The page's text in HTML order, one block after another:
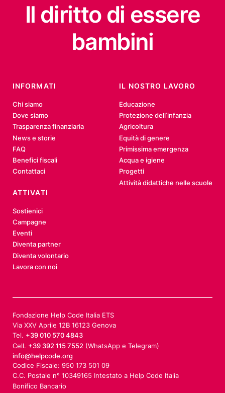
Il diritto di essere
bambini
INFORMATI
Chi siamo
Dove siamo
Trasparenza finanziaria
News e storie
FAQ
Benefici fiscali
Contattaci
IL NOSTRO LAVORO
Educazione
Protezione dell’infanzia
Agricoltura
Equità di genere
Primissima emergenza
Acqua e igiene
Progetti
Attività didattiche nelle scuole
ATTIVATI
Sostienici
Campagne
Eventi
Diventa partner
Diventa volontario
Lavora con noi
Fondazione Help Code Italia ETS
Via XXV Aprile 12B 16123 Genova
Tel. +39 010 570 4843
Cell. +39 392 115 7552 (WhatsApp e Telegram)
info@helpcode.org
Codice Fiscale: 950 173 501 09
C.C. Postale n° 10349165 Intestato a Help Code Italia
Bonifico Bancario